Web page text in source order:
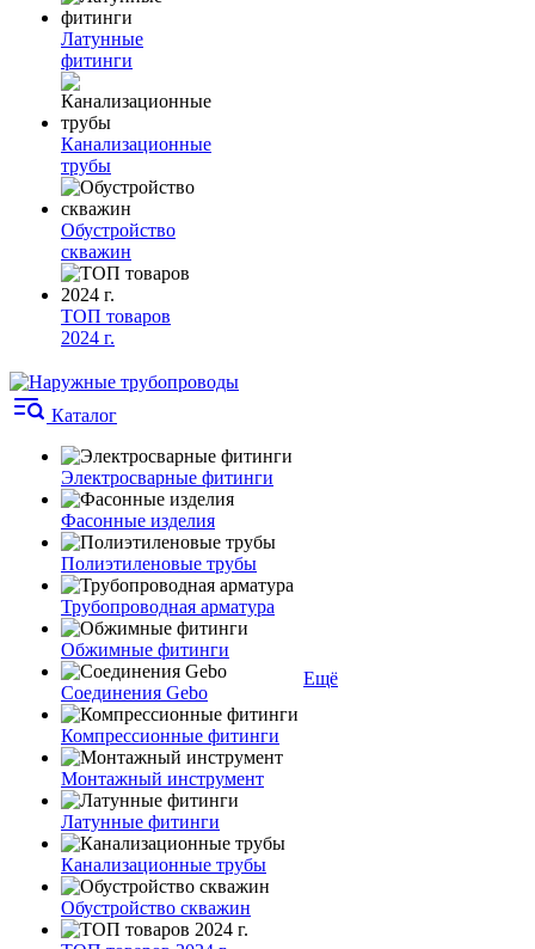
Латунные
фитинги
Канализационные
трубы
Обустройство
скважин
ТОП товаров
2024 г.
Каталог
Электросварные фитинги
Фасонные изделия
Полиэтиленовые трубы
Трубопроводная арматура
Обжимные фитинги
Соединения Gebo
Компрессионные фитинги
Монтажный инструмент
Латунные фитинги
Канализационные трубы
Обустройство скважин
Ещё